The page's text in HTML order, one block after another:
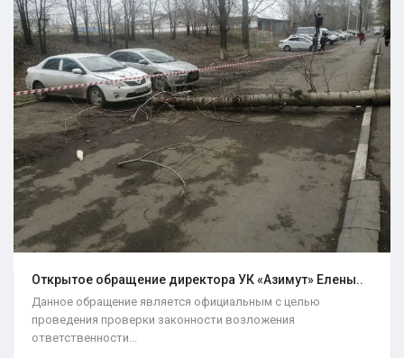
Открытое обращение директора УК «Азимут» Елены..
Данное обращение является официальным с целью
проведения проверки законности возложения
ответственности...